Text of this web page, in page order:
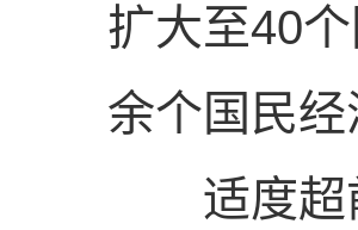
扩大至40
余个国民
适度超